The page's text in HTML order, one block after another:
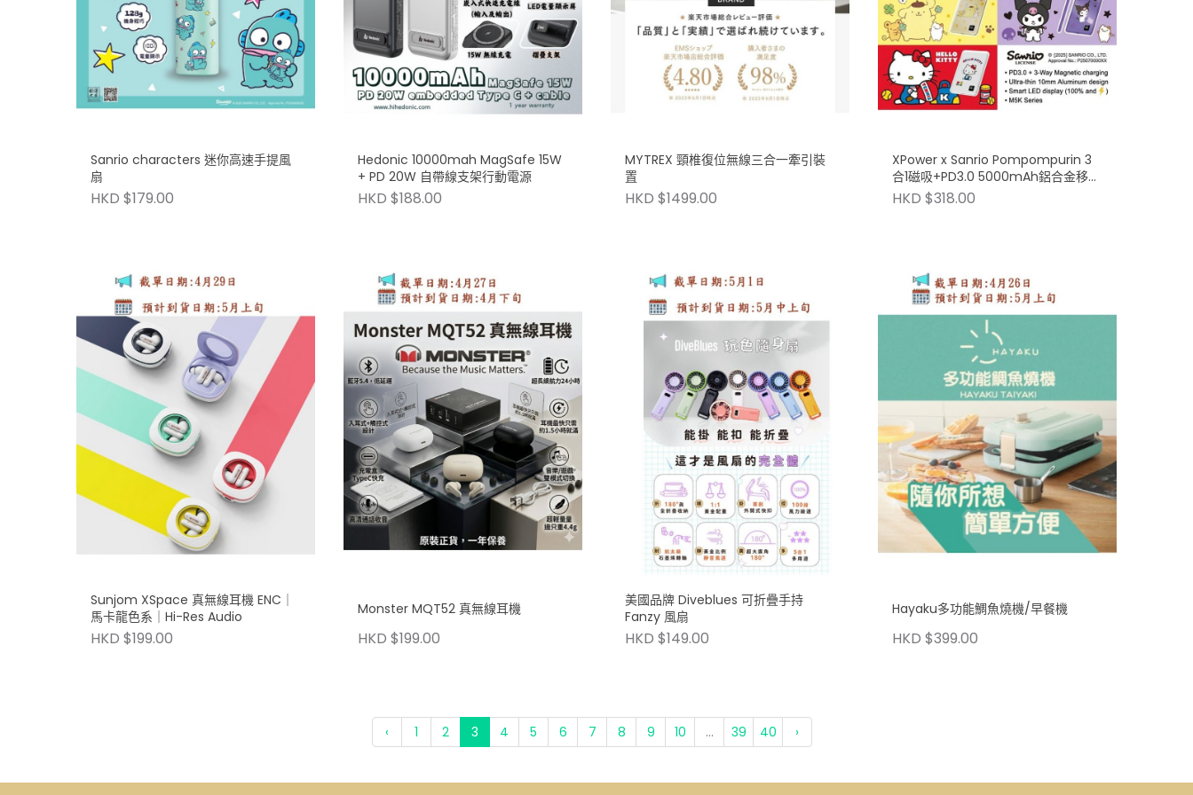
Sanrio characters 迷你高速手提風
扇
HKD $179.00
Hedonic 10000mah MagSafe 15W
+ PD 20W 自帶線支架行動電源
HKD $188.00
MYTREX 頸椎復位無線三合一牽引裝
置
HKD $1499.00
XPower x Sanrio Pompompurin 3
合1磁吸+PD3.0 5000mAh鋁合金移動
電源 (M5K)
HKD $318.00
Sunjom XSpace 真無線耳機 ENC｜
馬卡龍色系｜Hi-Res Audio
HKD $199.00
Monster MQT52 真無線耳機
HKD $199.00
美國品牌 Diveblues 可折疊手持
Fanzy 風扇
HKD $149.00
Hayaku多功能鯛魚燒機/早餐機
HKD $399.00
‹ 1 2 3 4 5 6 7 8 9 10 ... 39 40 ›